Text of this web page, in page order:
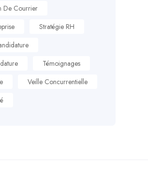
De Courrier
Stratégie RH
Témoignages
Veille Concurrentielle